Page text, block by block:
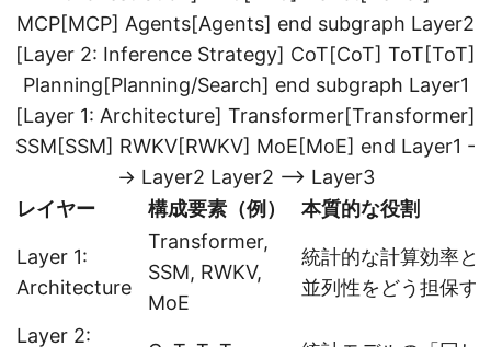
MCP[MCP] Agents[Agents] end subgraph Layer2
[Layer 2: Inference Strategy] CoT[CoT] ToT[ToT]
Planning[Planning/Search] end subgraph Layer1
[Layer 1: Architecture] Transformer[Transformer]
SSM[SSM] RWKV[RWKV] MoE[MoE] end Layer1 -
-> Layer2 Layer2 --> Layer3
レイヤー
構成要素（例） 本質的な役割
Layer 1:
Architecture
Transformer,
SSM, RWKV,
MoE
統計的な計算効率と
並列性をどう担保す
Layer 2: